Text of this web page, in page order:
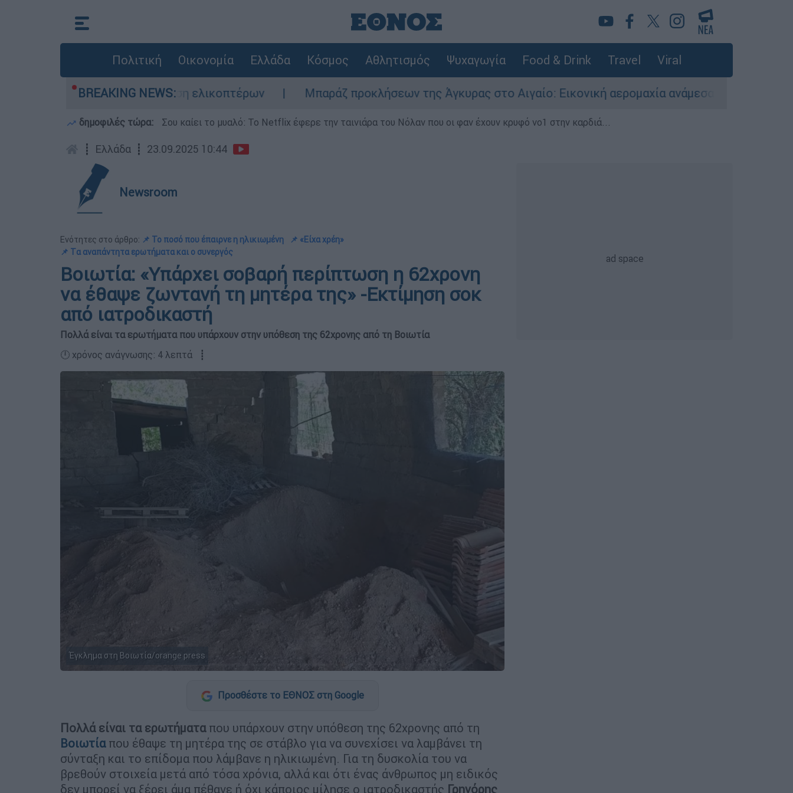
Πολιτική Οικονομία Ελλάδα Κόσμος Αθλητισμός Ψυχαγωγία Food & Drink Travel Viral
BREAKING NEWS:
του στη σύγκρουση ελικοπτέρων Μπαράζ προκλήσεων της Άγκυρας στο Αιγαίο: Εικονική αερομαχία ανάμεσα σε ελληνικά και
δημοφιλές τώρα: Σου καίει το μυαλό: Το Netflix έφερε την ταινιάρα του Νόλαν που οι φαν έχουν κρυφό νο1 στην καρδιά...
┋ Ελλάδα ┋ 23.09.2025 10:44
Newsroom
Ενότητες στο άρθρο: 📌 Το ποσό που έπαιρνε η ηλικιωμένη
📌 «Είχα χρέη»
📌 Tα αναπάντητα ερωτήματα και ο συνεργός
Βοιωτία: «Υπάρχει σοβαρή περίπτωση η 62χρονη
να έθαψε ζωντανή τη μητέρα της» -Εκτίμηση σοκ
από ιατροδικαστή
Πολλά είναι τα ερωτήματα που υπάρχουν στην υπόθεση της 62χρονης από τη Βοιωτία
🕛 χρόνος ανάγνωσης: 4 λεπτά ┋
Έγκλημα στη Βοιωτία/orange press
Προσθέστε το ΕΘΝΟΣ στη Google
Πολλά είναι τα ερωτήματα που υπάρχουν στην υπόθεση της 62χρονης από τη
Βοιωτία που έθαψε τη μητέρα της σε στάβλο για να συνεχίσει να λαμβάνει τη
σύνταξη και το επίδομα που λάμβανε η ηλικιωμένη. Για τη δυσκολία του να
βρεθούν στοιχεία μετά από τόσα χρόνια, αλλά και ότι ένας άνθρωπος μη ειδικός
δεν μπορεί να ξέρει άμα πέθανε ή όχι κάποιος μίλησε ο ιατροδικαστής Γρηγόρης